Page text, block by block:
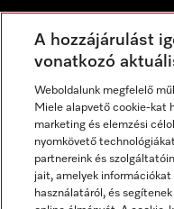
Hírlevél
A hozzájárulást
vonatkozó
Weboldalunk megfelelő
Miele alapvető cookie-kat
marketing és elemzési
nyomkövető
partnereink és
jait, amelyek információkat
használatáról, és